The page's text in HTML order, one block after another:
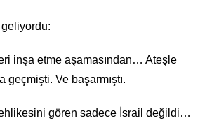
inşa etme aşamasından… Ateşle
geçmişti. Ve başarmıştı.
gören sadece İsrail değildi…